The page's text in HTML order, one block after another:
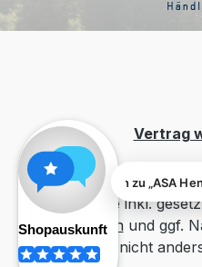
Vertrag
Alle Preise inkl.
Versandkosten und ggf.
nicht
Fragen zu „ASA